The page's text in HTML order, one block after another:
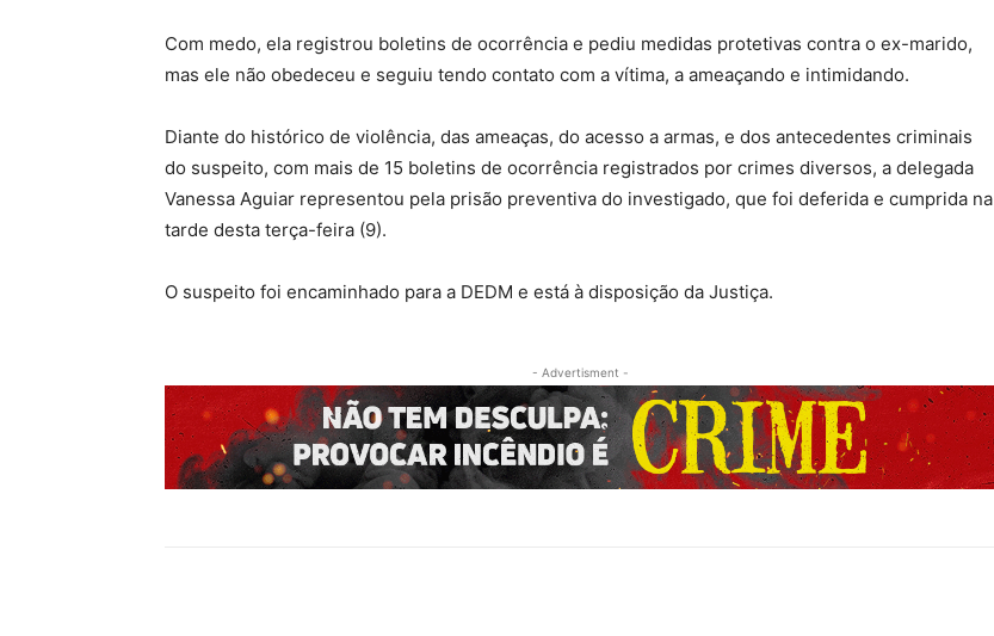
Com medo, ela registrou boletins de ocorrência e pediu medidas protetivas contra o ex-marido,
mas ele não obedeceu e seguiu tendo contato com a vítima, a ameaçando e intimidando.
Diante do histórico de violência, das ameaças, do acesso a armas, e dos antecedentes criminais
do suspeito, com mais de 15 boletins de ocorrência registrados por crimes diversos, a delegada
Vanessa Aguiar representou pela prisão preventiva do investigado, que foi deferida e cumprida na
tarde desta terça-feira (9).
O suspeito foi encaminhado para a DEDM e está à disposição da Justiça.
- Advertisment -